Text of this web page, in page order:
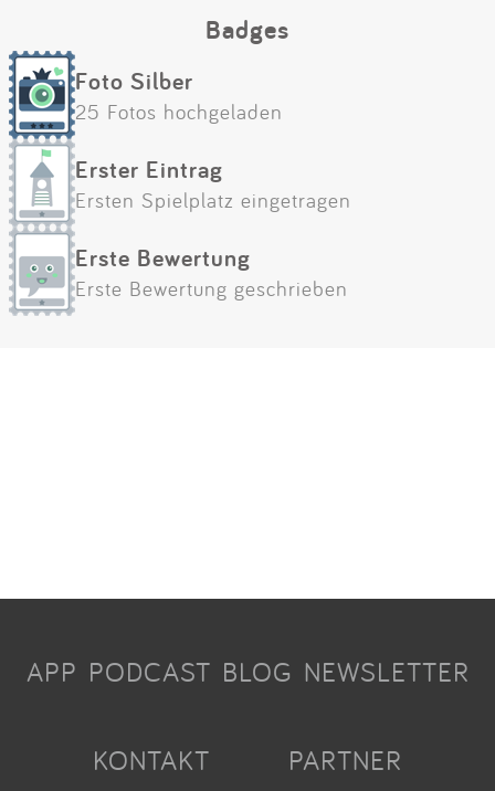
Badges
Foto Silber
25 Fotos hochgeladen
Erster Eintrag
Ersten Spielplatz eingetragen
Erste Bewertung
Erste Bewertung geschrieben
APP PODCAST BLOG NEWSLETTER
KONTAKT PARTNER